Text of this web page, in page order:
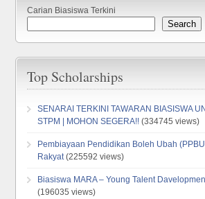
Carian Biasiswa Terkini
Search
Top Scholarships
SENARAI TERKINI TAWARAN BIASISWA
STPM | MOHON SEGERA!! (334745 views)
Pembiayaan Pendidikan Boleh Ubah
Rakyat (225592 views)
Biasiswa MARA – Young Talent
(196035 views)